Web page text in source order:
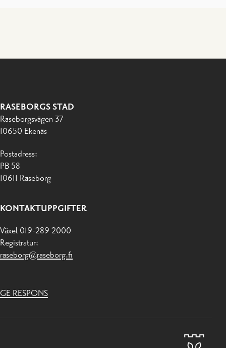
RASEBORGS STAD
Raseborgsvägen 37
10650 Ekenäs
Postadress:
PB 58
10611 Raseborg
KONTAKTUPPGIFTER
Växel 019-289 2000
Registratur:
raseborg@raseborg.fi
GE RESPONS